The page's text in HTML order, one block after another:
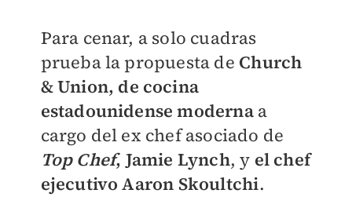
Para cenar, a solo cuadras
prueba la propuesta de Church
& Union, de cocina
estadounidense moderna a
cargo del ex chef asociado de
Top Chef, Jamie Lynch, y el chef
ejecutivo Aaron Skoultchi.